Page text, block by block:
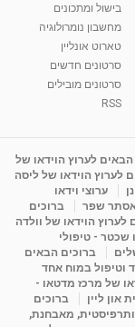
05:37
09:12
בישול ומתכונים
מחשבון נומרולוגיה
טארוט אונליין
סרטונים חדשים
סרטונים מובילים
RSS
הבאים לערוץ הוידאו של
לערוץ הוידאו של ליסה
ערוצי וידאו
אסתר שפר
ברוכים
לערוץ הוידאו של וולדה
שכטר - טיפולי
ברוכים הבאים
וטיפול במוח אחד
של מרכז מדטאו -
און ליין
ברוכים
מאבחנת,